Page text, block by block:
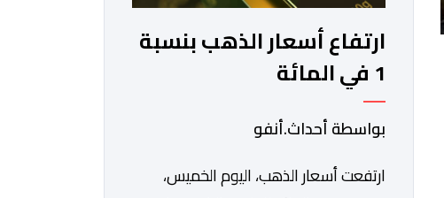
ارتفاع أسعار الذهب بنسبة
1 في المائة
بواسطة أحداث.أنفو
ارتفعت أسعار الذهب، اليوم الخميس،